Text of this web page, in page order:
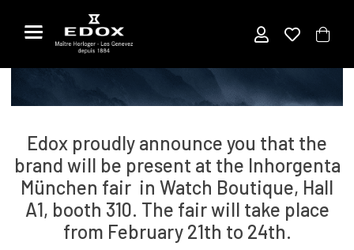
Inhalt
EDOX AT INHORGENTA 2025
Edox proudly announce you that the
brand will be present at the Inhorgenta
München fair in Watch Boutique, Hall
A1, booth 310. The fair will take place
from February 21th to 24th.